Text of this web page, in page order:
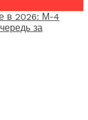
в 2026: М-4
за